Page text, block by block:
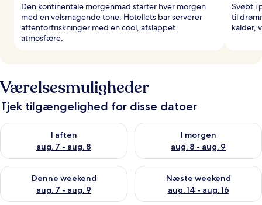
Den kontinentale morgenmad starter hver morgen
med en velsmagende tone. Hotellets bar serverer
aftenforfriskninger med en cool, afslappet
atmosfære.
Svøbt i
til
kalder,
Værelsesmuligheder
Tjek tilgængelighed for disse datoer
I aften
aug. 7 - aug. 8
Tjek tilgængelighed for i aften aug. 7 - aug. 8
I morgen
aug. 8 - aug. 9
Tjek tilgængelighed for i
Denne weekend
aug. 7 - aug. 9
Tjek tilgængelighed for denne weekend aug. 7 - aug. 9
Næste weekend
aug. 14 - aug. 16
Tjek tilgængelighed for næste